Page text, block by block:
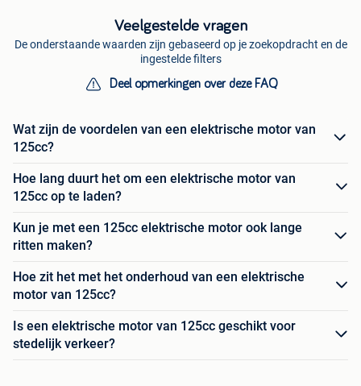
Veelgestelde vragen
De onderstaande waarden zijn gebaseerd op je zoekopdracht en de
ingestelde filters
Deel opmerkingen over deze FAQ
Wat zijn de voordelen van een elektrische motor van
125cc?
Hoe lang duurt het om een elektrische motor van
125cc op te laden?
Kun je met een 125cc elektrische motor ook lange
ritten maken?
Hoe zit het met het onderhoud van een elektrische
motor van 125cc?
Is een elektrische motor van 125cc geschikt voor
stedelijk verkeer?